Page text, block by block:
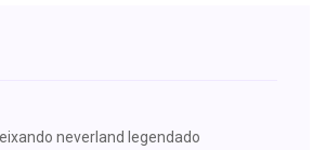
neverland legendado